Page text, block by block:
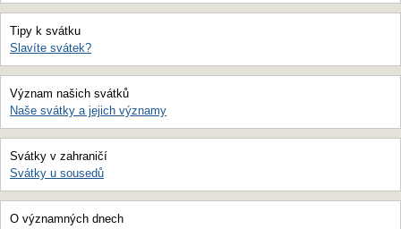
Tipy k svátku
Slavíte svátek?
Význam našich svátků
Naše svátky a jejich významy
Svátky v zahraničí
Svátky u sousedů
O významných dnech